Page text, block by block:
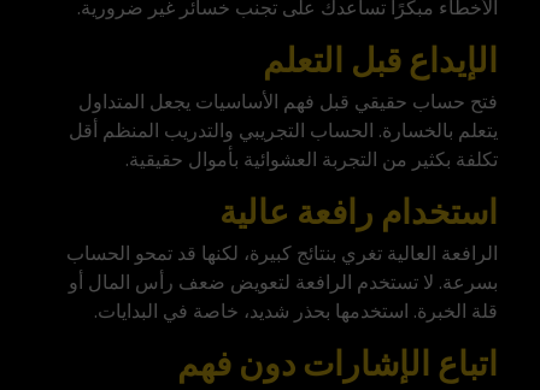
الأخطاء مبكرًا تساعدك على تجنب خسائر غير ضرورية.
الإيداع قبل التعلم
فتح حساب حقيقي قبل فهم الأساسيات يجعل المتداول
يتعلم بالخسارة. الحساب التجريبي والتدريب المنظم أقل
تكلفة بكثير من التجربة العشوائية بأموال حقيقية.
استخدام رافعة عالية
الرافعة العالية تغري بنتائج كبيرة، لكنها قد تمحو الحساب
بسرعة. لا تستخدم الرافعة لتعويض ضعف رأس المال أو
قلة الخبرة. استخدمها بحذر شديد، خاصة في البدايات.
اتباع الإشارات دون فهم